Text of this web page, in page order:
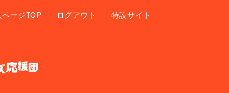
ージTOP ログアウト 特設サイト